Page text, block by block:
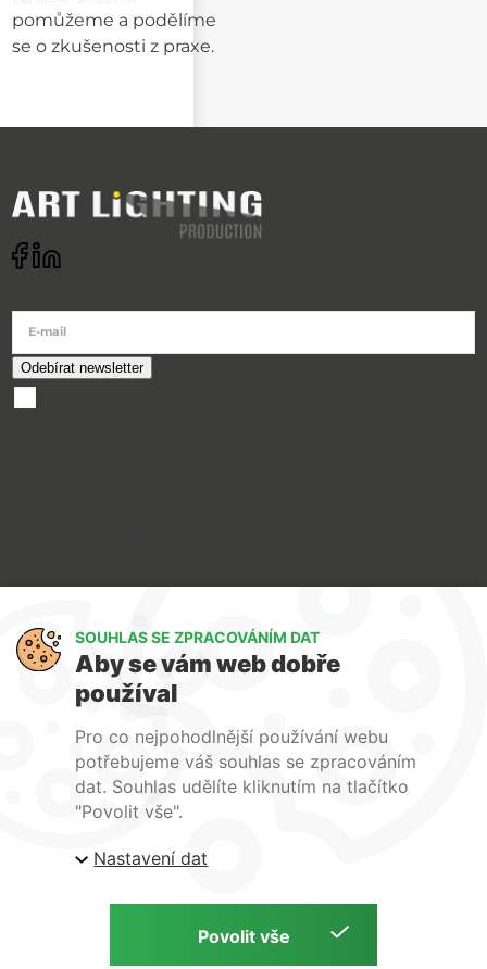
pomůžeme a podělíme
se o zkušenosti z praxe.
E-mail
O nás
Kontakty
| ARTlighting.cz, Komenského 427 Újezd u Brna, 664
Copyright © 2026 | ARTlighting.cz | by
SOUHLAS SE ZPRACOVÁNÍM DAT
Aby se vám web dobře
používal
Pro co nejpohodlnější používání webu
potřebujeme váš souhlas se zpracováním
dat. Souhlas udělíte kliknutím na tlačítko
"Povolit vše".
Nastavení dat